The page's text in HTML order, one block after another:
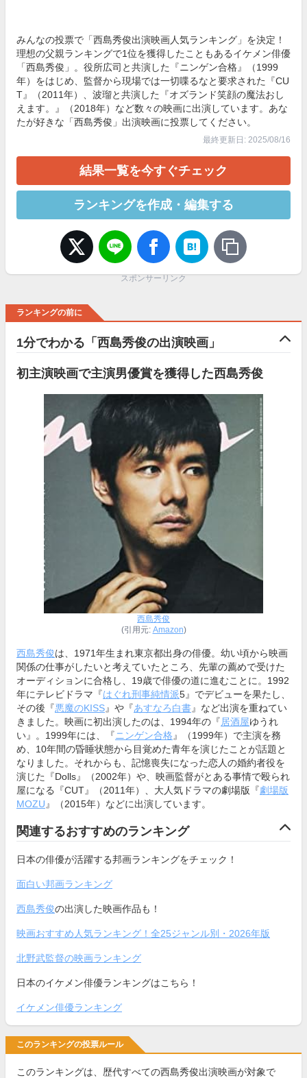
みんなの投票で「西島秀俊出演映画人気ランキング」を決定！
理想の父親ランキングで1位を獲得したこともあるイケメン俳優
「西島秀俊」。役所広司と共演した『ニンゲン合格』（1999
年）をはじめ、監督から現場では一切喋るなと要求された『CU
T』（2011年）、波瑠と共演した『オズランド笑顔の魔法おし
えます。』（2018年）など数々の映画に出演しています。あな
たが好きな「西島秀俊」出演映画に投票してください。
最終更新日: 2025/08/16
結果一覧を今すぐチェック
ランキングを作成・編集する
スポンサーリンク
ランキングの前に
1分でわかる「西島秀俊の出演映画」
初主演映画で主演男優賞を獲得した西島秀俊
西島秀俊
(引用元: Amazon)
西島秀俊は、1971年生まれ東京都出身の俳優。幼い頃から映画
関係の仕事がしたいと考えていたところ、先輩の薦めで受けた
オーディションに合格し、19歳で俳優の道に進むことに。1992
年にテレビドラマ『はぐれ刑事純情派5』でデビューを果たし、
その後『悪魔のKISS』や『あすなろ白書』など出演を重ねてい
きました。映画に初出演したのは、1994年の『居酒屋ゆうれ
い』。1999年には、『ニンゲン合格 』（1999年）で主演を務
め、10年間の昏睡状態から目覚めた青年を演じたことが話題と
なりました。それからも、記憶喪失になった恋人の婚約者役を
演じた『Dolls』（2002年）や、映画監督がとある事情で殴られ
屋になる『CUT』（2011年）、大人気ドラマの劇場版『劇場版
MOZU 』（2015年）などに出演しています。
関連するおすすめのランキング
日本の俳優が活躍する邦画ランキングをチェック！
面白い邦画ランキング
西島秀俊の出演した映画作品も！
映画おすすめ人気ランキング！全25ジャンル別・2026年版
北野武監督の映画ランキング
日本のイケメン俳優ランキングはこちら！
イケメン俳優ランキング
このランキングの投票ルール
このランキングは、歴代すべての西島秀俊出演映画が対象で